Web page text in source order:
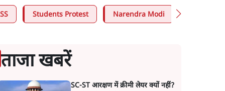
Students Protest Narendra Modi
ताजा खबरें
SC-ST आरक्षण में क्रीमी लेयर क्यों नहीं?